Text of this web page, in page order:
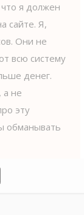
я должен
сайте. Я,
Они не
всю систему
денег.
а не
эту
обманывать